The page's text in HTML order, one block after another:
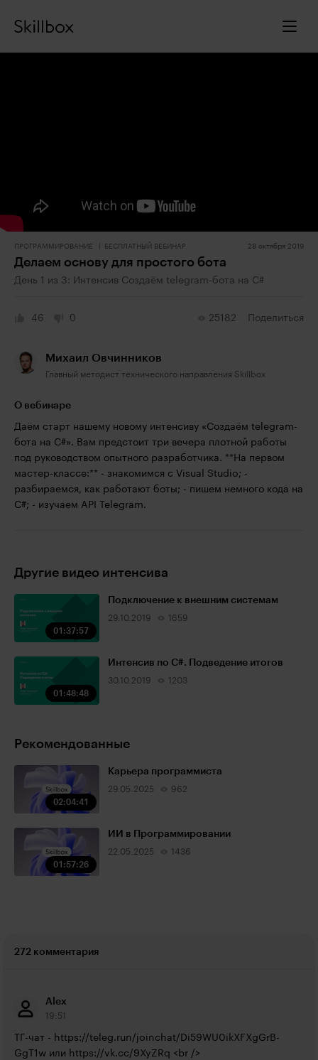
ПРОГРАММИРОВАНИЕ БЕСПЛАТНЫЙ ВЕБИНАР 28 октября 2019
Делаем основу для простого бота
День 1 из 3: Интенсив Создаём telegram-бота на C#
46 0 25182 Поделиться
Михаил Овчинников
Главный методист технического направления Skillbox
О вебинаре
Даём старт нашему новому интенсиву «Создаём telegram-
бота на C#». Вам предстоит три вечера плотной работы
под руководством опытного разработчика. **На первом
мастер-классе:** - знакомимся с Visual Studio; -
разбираемся, как работают боты; - пишем немного кода на
C#; - изучаем API Telegram.
Другие видео интенсива
01:37:57
Подключение к внешним системам
29.10.2019 1659
01:48:48
Интенсив по С#. Подведение итогов
30.10.2019 1203
Рекомендованные
02:04:41
Карьера программиста
29.05.2025 962
01:57:26
ИИ в Программировании
22.05.2025 1436
272 комментария
Alex
19:51
ТГ-чат - https://teleg.run/joinchat/Di59WU0ikXFXgGrB-
GgT1w или https://vk.cc/9XyZRq <br />